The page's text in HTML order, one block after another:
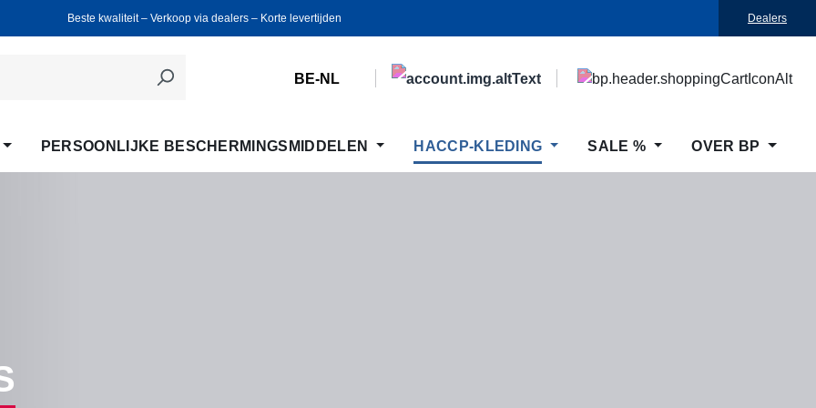
Beste kwaliteit ‒ Verkoop via dealers ‒ Korte levertijden Dealers
BE-NL
PERSOONLIJKE BESCHERMINGSMIDDELEN HACCP-KLEDING SALE % OVER BP